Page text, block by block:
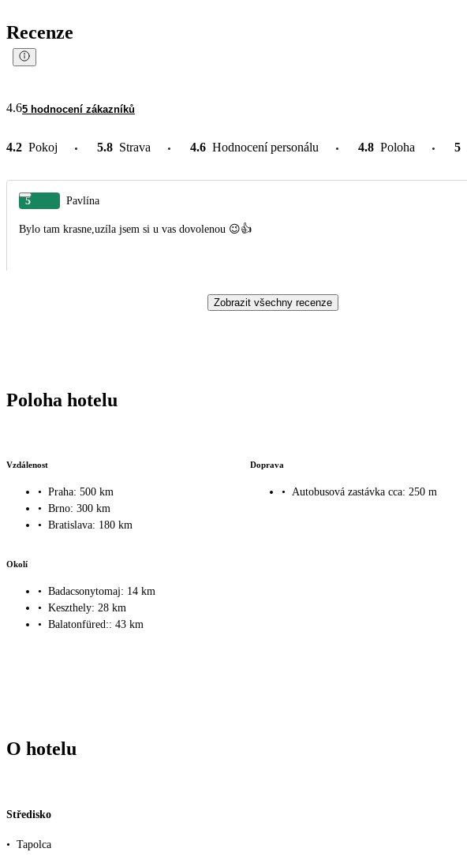
Recenze
4.65 hodnocení zákazníků
4.2 Pokoj 5.8 Strava 4.6 Hodnocení personálu 4.8 Poloha 5
5 Pavlína
Bylo tam krasne,uzíla jsem si u vas dovolenou 😉👍
Zobrazit všechny recenze
Poloha hotelu
Vzdálenost
• Praha: 500 km
• Brno: 300 km
• Bratislava: 180 km
Doprava
• Autobusová zastávka cca: 250 m
Okolí
• Badacsonytomaj: 14 km
• Keszthely: 28 km
• Balatonfüred:: 43 km
O hotelu
Středisko
• Tapolca